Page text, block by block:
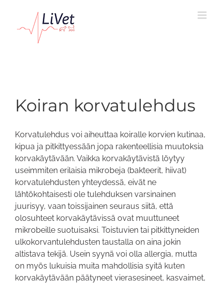
content
Koiran korvatulehdus
Korvatulehdus voi aiheuttaa koiralle korvien kutinaa,
kipua ja pitkittyessään jopa rakenteellisia muutoksia
korvakäytävään. Vaikka korvakäytävistä löytyy
useimmiten erilaisia mikrobeja (bakteerit, hiivat)
korvatulehdusten yhteydessä, eivät ne
lähtökohtaisesti ole tulehduksen varsinainen
juurisyy, vaan toissijainen seuraus siitä, että
olosuhteet korvakäytävissä ovat muuttuneet
mikrobeille suotuisaksi. Toistuvien tai pitkittyneiden
ulkokorvantulehdusten taustalla on aina jokin
altistava tekijä. Usein syynä voi olla allergia, mutta
on myös lukuisia muita mahdollisia syitä kuten
korvakäytävään päätyneet vierasesineet, kasvaimet,